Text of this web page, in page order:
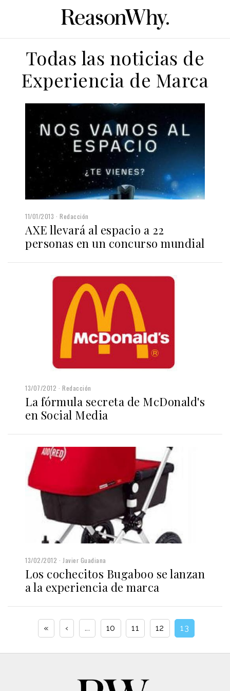
Todas las noticias de
Experiencia de Marca
11/01/2013 Redacción
AXE llevará al espacio a 22
personas en un concurso mundial
13/07/2012 Redacción
La fórmula secreta de McDonald's
en Social Media
13/02/2012 Javier Guadiana
Los cochecitos Bugaboo se lanzan
a la experiencia de marca
« ‹ ... 10 11 12 13